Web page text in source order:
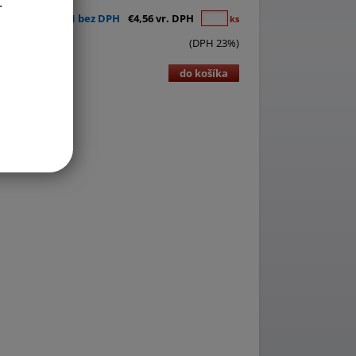
€3,71 bez DPH €4,56 vr. DPH ks
(DPH 23%)
do košíka